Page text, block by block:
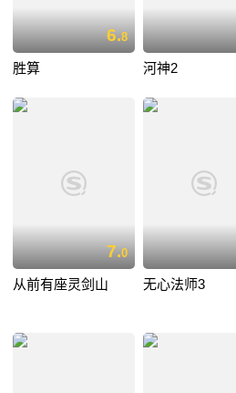
6.8
胜算 河神2
7.0
从前有座灵剑山 无心法师3